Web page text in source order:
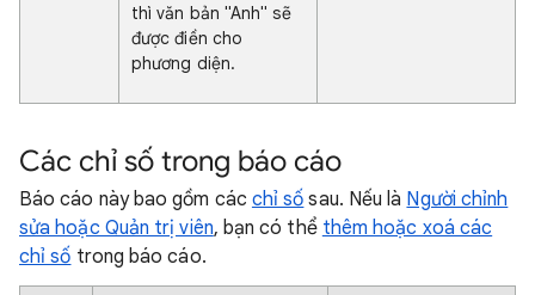
thì văn bản "Anh" sẽ
được điền cho
phương diện.
Các chỉ số trong báo cáo
Báo cáo này bao gồm các chỉ số sau. Nếu là Người chỉnh
sửa hoặc Quản trị viên, bạn có thể thêm hoặc xoá các
chỉ số trong báo cáo.